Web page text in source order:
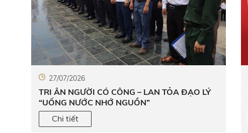
27/07/2026
TRI ÂN NGƯỜI CÓ CÔNG – LAN TỎA ĐẠO LÝ
“UỐNG NƯỚC NHỚ NGUỒN”
Chi tiết